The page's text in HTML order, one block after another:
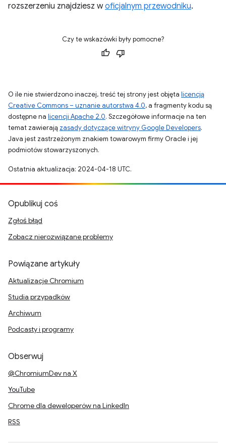
rozszerzeniu znajdziesz woficjalnym przewodniku.
Czy te wskazówki były pomocne?
O ile nie stwierdzono inaczej, treść tej strony jest objęta licencją
Creative Commons – uznanie autorstwa 4.0, a fragmenty kodu są
dostępne na licencji Apache 2.0. Szczegółowe informacje na ten
temat zawierają zasady dotyczące witryny Google Developers.
Java jest zastrzeżonym znakiem towarowym firmy Oracle i jej
podmiotów stowarzyszonych.
Ostatnia aktualizacja: 2024-04-18 UTC.
Opublikuj coś
Zgłoś błąd
Zobacz nierozwiązane problemy
Powiązane artykuły
Aktualizacje Chromium
Studia przypadków
Archiwum
Podcasty i programy
Obserwuj
@ChromiumDev na X
YouTube
Chrome dla deweloperów na LinkedIn
RSS